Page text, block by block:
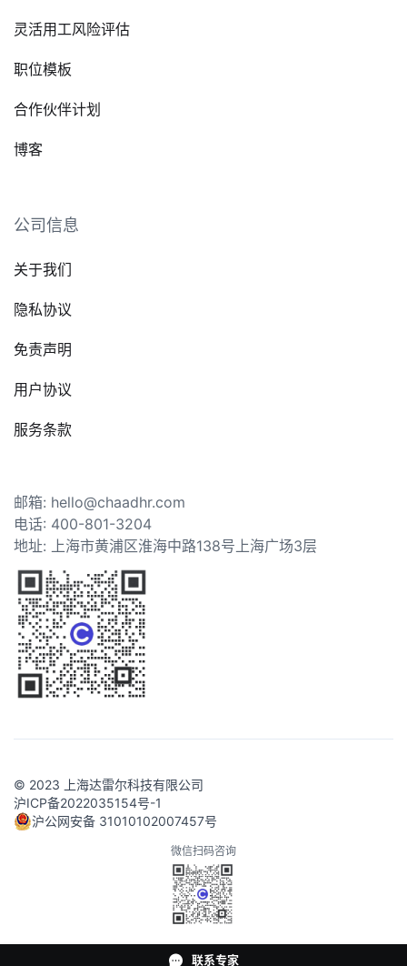
灵活用工风险评估
职位模板
合作伙伴计划
博客
公司信息
关于我们
隐私协议
免责声明
用户协议
服务条款
邮箱: hello@chaadhr.com
电话: 400-801-3204
地址: 上海市黄浦区淮海中路138号上海广场3层
© 2023 上海达雷尔科技有限公司
沪ICP备2022035154号-1
沪公网安备 31010102007457号
微信扫码咨询
联系专家